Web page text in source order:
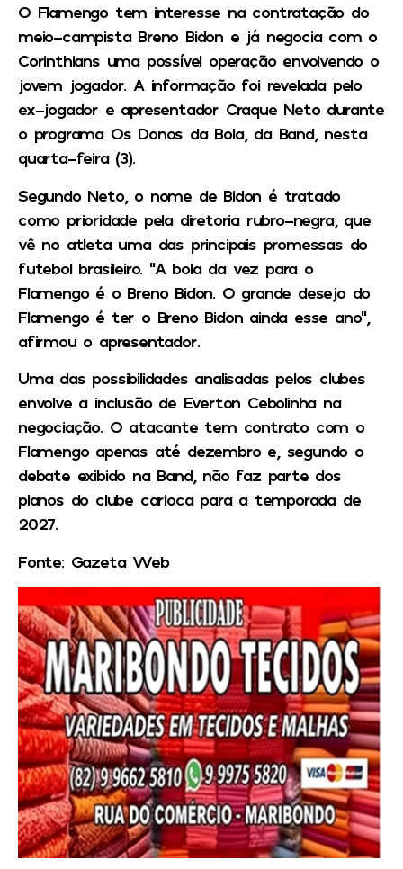
O Flamengo tem interesse na contratação do
meio-campista Breno Bidon e já negocia com o
Corinthians uma possível operação envolvendo o
jovem jogador. A informação foi revelada pelo
ex-jogador e apresentador Craque Neto durante
o programa Os Donos da Bola, da Band, nesta
quarta-feira (3).
Segundo Neto, o nome de Bidon é tratado
como prioridade pela diretoria rubro-negra, que
vê no atleta uma das principais promessas do
futebol brasileiro. “A bola da vez para o
Flamengo é o Breno Bidon. O grande desejo do
Flamengo é ter o Breno Bidon ainda esse ano”,
afirmou o apresentador.
Uma das possibilidades analisadas pelos clubes
envolve a inclusão de Everton Cebolinha na
negociação. O atacante tem contrato com o
Flamengo apenas até dezembro e, segundo o
debate exibido na Band, não faz parte dos
planos do clube carioca para a temporada de
2027.
Fonte: Gazeta Web